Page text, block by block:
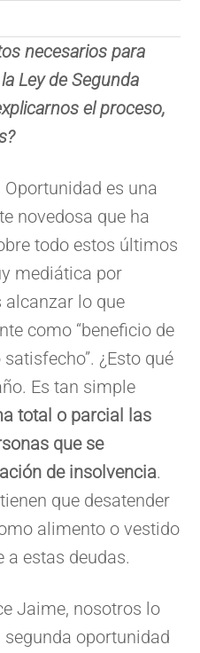
necesarios para
Ley de Segunda
el proceso,
Oportunidad es una
novedosa que ha
todo estos últimos
mediática por
lo que
como “beneficio de
¿Esto qué
Es tan simple
total o parcial las
que se
de insolvencia.
que desatender
alimento o vestido
a estas deudas.
Jaime, nosotros lo
oportunidad